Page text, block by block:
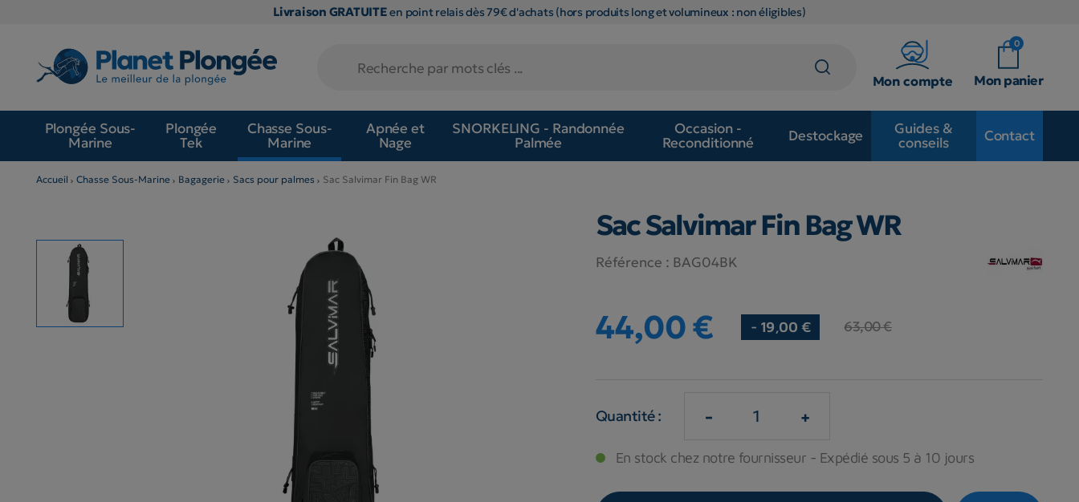
Livraison GRATUITEen point relais dès 79€ d'achats (hors produits long et volumineux : non éligibles)
Mon compte
0
Mon panier
Plongée Sous-
Marine
Plongée
Tek
Chasse Sous-
Marine
Apnée et
Nage
SNORKELING - Randonnée
Palmée
Occasion -
Reconditionné
Destockage
Guides &
conseils
Contact
Accueil Chasse Sous-Marine Bagagerie Sacs pour palmes Sac Salvimar Fin Bag WR
Sac Salvimar Fin Bag WR
Référence : BAG04BK
44,00 € - 19,00 € 63,00 €
Quantité : - +
En stock chez notre fournisseur - Expédié sous 5 à 10 jours